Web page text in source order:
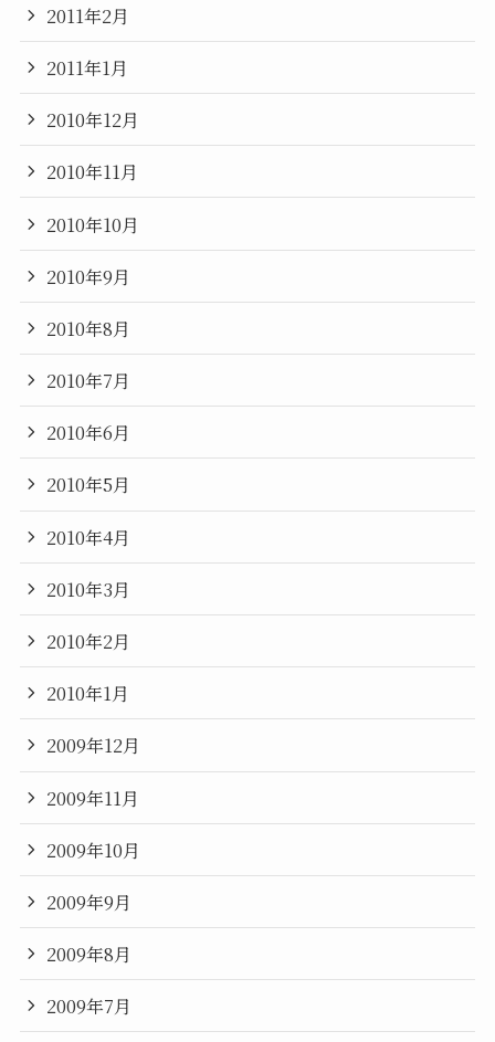
2011年2月
2011年1月
2010年12月
2010年11月
2010年10月
2010年9月
2010年8月
2010年7月
2010年6月
2010年5月
2010年4月
2010年3月
2010年2月
2010年1月
2009年12月
2009年11月
2009年10月
2009年9月
2009年8月
2009年7月